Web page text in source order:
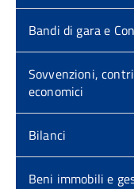
Bandi di gara e
Sovvenzioni,
economici
Bilanci
Beni immobili e